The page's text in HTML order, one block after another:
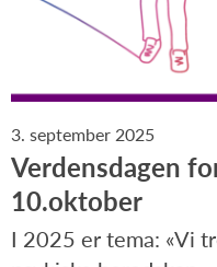
3. september 2025
Verdensdagen
10.oktober
I 2025 er tema: «Vi